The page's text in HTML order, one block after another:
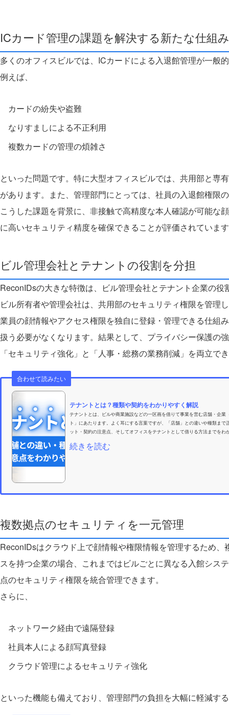
ICカード管理の課題を解決する新たな仕組み
多くのオフィスビルでは、ICカードによる入退館管理が一般
例えば、
カードの紛失や盗難
なりすましによる不正利用
複数カードの管理の煩雑さ
といった問題です。 特に大型オフィスビルでは、共用部と専
があります。また、管理部門にとっては、社員の入退館権限
こうした課題を背景に、非接触で高精度な本人確認が可能な
に高いセキュリティ精度を確保できることが評価されていま
ビル管理会社とテナントの役割を分担
ReconIDsの大きな特徴は、ビル管理会社とテナント企業の
ビル所有者や管理会社は、共用部のセキュリティ権限を管
業員の顔情報やアクセス権限を独自に登録・管理できる仕組
扱う必要がなくなります。結果として、プライバシー保護の
「セキュリティ強化」と「人事・総務の業務削減」を両立で
合わせて読みたい
テナントとは？種類や契約をわかりやすく解説
テナントとは、ビルや商業施設などの一区画を借りて事業を営む店舗・企
ト」にあたります。よく耳にする言葉ですが、「店舗」との違いや種類ま
ット・契約の注意点、そしてオフィスをテナントとして借りる方法までを
続きを読む
複数拠点のセキュリティを一元管理
ReconIDsはクラウド上で顔情報や権限情報を管理するため
スを持つ企業の場合、これまではビルごとに異なる入館シス
点のセキュリティ権限を統合管理できます。
さらに、
ネットワーク経由で遠隔登録
社員本人による顔写真登録
クラウド管理によるセキュリティ強化
といった機能も備えており、管理部門の負担を大幅に軽減す